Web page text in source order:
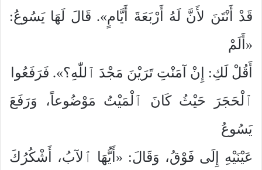
قَدْ أَنْتَنَ لأَنَّ لَهُ أَرْبَعَةَ أَيَّامٍ». قَالَ لَهَا يَسُوعُ:
«أَلَمْ
أَقُلْ لَكِ: إِنْ آمَنْتِ تَرَيْنَ مَجْدَ ٱللّٰهِ؟». فَرَفَعُوا
ٱلْحَجَرَ حَيْثُ كَانَ ٱلْمَيْتُ مَوْضُوعاً، وَرَفَعَ
يَسُوعُ
عَيْنَيْهِ إِلَى فَوْقُ، وَقَالَ: «أَيُّهَا ٱلآبُ، أَشْكُرُكَ